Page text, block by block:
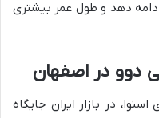
دهد و طول عمر بیشتری
در بازار ایران جایگاه